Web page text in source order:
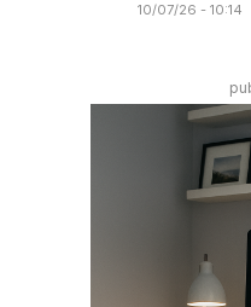
10/07/26 - 10:14